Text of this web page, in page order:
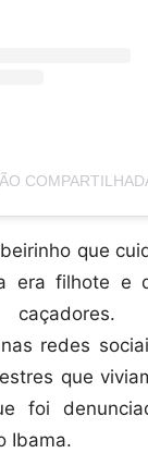
que
era filhote e
redes
que
foi
Ibama.